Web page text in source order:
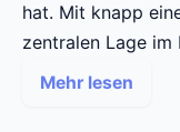
hat. Mit knapp
zentralen Lage im
Mehr lesen